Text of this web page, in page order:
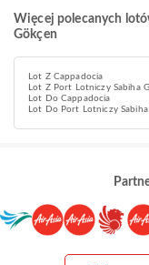
Więcej polecanych
Gökçen
Lot Z Cappadocia
Lot Z Port Lotniczy Sabiha
Lot Do Cappadocia
Lot Do Port Lotniczy Sabiha